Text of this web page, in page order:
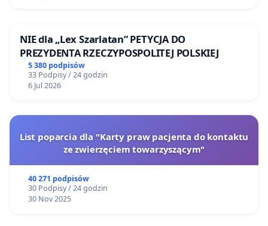
NIE dla „Lex Szarlatan” PETYCJA DO
PREZYDENTA RZECZYPOSPOLITEJ POLSKIEJ
5 380 podpisów
33 Podpisy / 24 godzin
6 Jul 2026
List poparcia dla "Karty praw pacjenta do kontaktu
ze zwierzęciem towarzyszącym"
40 271 podpisów
30 Podpisy / 24 godzin
30 Nov 2025